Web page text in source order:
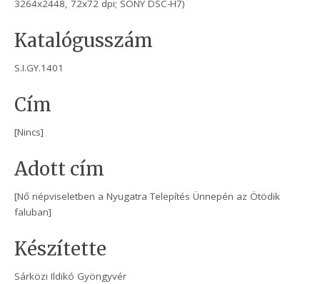
3264x2448, 72x72 dpi; SONY DSC-H7)
Katalógusszám
S.I.GY.1401
Cím
[Nincs]
Adott cím
[Nő népviseletben a Nyugatra Telepítés Ünnepén az Ötödik
faluban]
Készítette
Sárközi Ildikó Gyöngyvér